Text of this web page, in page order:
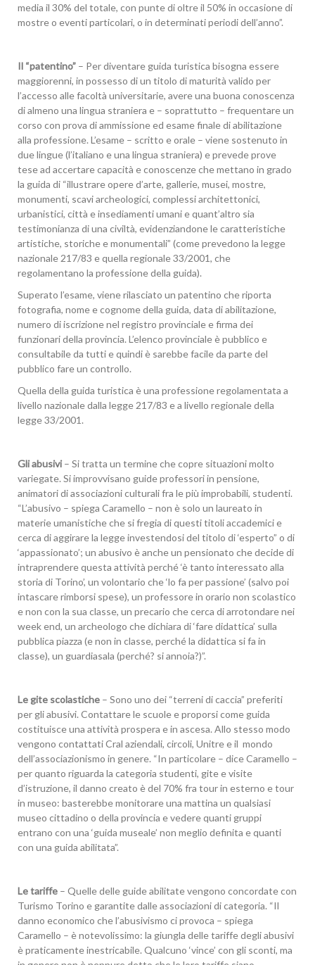
media il 30% del totale, con punte di oltre il 50% in occasione di
mostre o eventi particolari, o in determinati periodi dell’anno”.
Il “patentino” – Per diventare guida turistica bisogna essere
maggiorenni, in possesso di un titolo di maturità valido per
l’accesso alle facoltà universitarie, avere una buona conoscenza
di almeno una lingua straniera e – soprattutto – frequentare un
corso con prova di ammissione ed esame finale di abilitazione
alla professione. L’esame – scritto e orale – viene sostenuto in
due lingue (l’italiano e una lingua straniera) e prevede prove
tese ad accertare capacità e conoscenze che mettano in grado
la guida di “illustrare opere d’arte, gallerie, musei, mostre,
monumenti, scavi archeologici, complessi architettonici,
urbanistici, città e insediamenti umani e quant’altro sia
testimonianza di una civiltà, evidenziandone le caratteristiche
artistiche, storiche e monumentali” (come prevedono la legge
nazionale 217/83 e quella regionale 33/2001, che
regolamentano la professione della guida).
Superato l’esame, viene rilasciato un patentino che riporta
fotografia, nome e cognome della guida, data di abilitazione,
numero di iscrizione nel registro provinciale e firma dei
funzionari della provincia. L’elenco provinciale è pubblico e
consultabile da tutti e quindi è sarebbe facile da parte del
pubblico fare un controllo.
Quella della guida turistica è una professione regolamentata a
livello nazionale dalla legge 217/83 e a livello regionale della
legge 33/2001.
Gli abusivi– Si tratta un termine che copre situazioni molto
variegate. Si improvvisano guide professori in pensione,
animatori di associazioni culturali fra le più improbabili, studenti.
“L’abusivo – spiega Caramello – non è solo un laureato in
materie umanistiche che si fregia di questi titoli accademici e
cerca di aggirare la legge investendosi del titolo di ‘esperto” o di
‘appassionato’; un abusivo è anche un pensionato che decide di
intraprendere questa attività perché ‘è tanto interessato alla
storia di Torino’, un volontario che ‘lo fa per passione’ (salvo poi
intascare rimborsi spese), un professore in orario non scolastico
e non con la sua classe, un precario che cerca di arrotondare nei
week end, un archeologo che dichiara di ‘fare didattica’ sulla
pubblica piazza (e non in classe, perché la didattica si fa in
classe), un guardiasala (perché? si annoia?)”.
Le gite scolastiche – Sono uno dei “terreni di caccia” preferiti
per gli abusivi. Contattare le scuole e proporsi come guida
costituisce una attività prospera e in ascesa. Allo stesso modo
vengono contattati Cral aziendali, circoli, Unitre e il mondo
dell’associazionismo in genere. “In particolare – dice Caramello –
per quanto riguarda la categoria studenti, gite e visite
d’istruzione, il danno creato è del 70% fra tour in esterno e tour
in museo: basterebbe monitorare una mattina un qualsiasi
museo cittadino o della provincia e vedere quanti gruppi
entrano con una ‘guida museale’ non meglio definita e quanti
con una guida abilitata”.
Le tariffe – Quelle delle guide abilitate vengono concordate con
Turismo Torino e garantite dalle associazioni di categoria. “Il
danno economico che l’abusivismo ci provoca – spiega
Caramello – è notevolissimo: la giungla delle tariffe degli abusivi
è praticamente inestricabile. Qualcuno ‘vince’ con gli sconti, ma